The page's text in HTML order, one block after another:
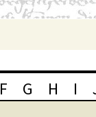
F G H I